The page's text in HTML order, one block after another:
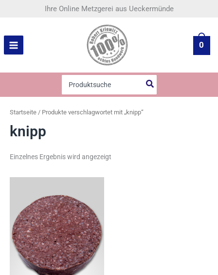
Ihre Online Metzgerei aus Ueckermünde
0
for:
Startseite / Produkte verschlagwortet mit „knipp“
knipp
Einzelnes Ergebnis wird angezeigt